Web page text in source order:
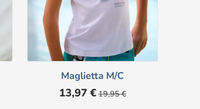
Maglietta M/c
Prezzo
13,97 € Prezzo
base
19,95 €